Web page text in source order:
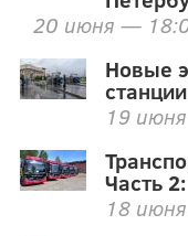
20 июня —
Новые
19
Часть
18